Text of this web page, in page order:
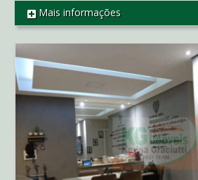
REF AP3274
Mais informações